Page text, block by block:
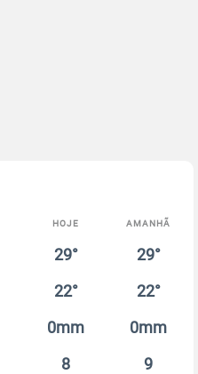
HOJE AMANHÃ
29° 29°
22° 22°
0mm 0mm
8 9